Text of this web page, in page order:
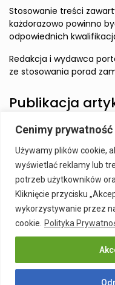
Cenimy
Używamy plików cookie,
wyświetlać reklamy lub
potrzeb użytkowników
Kliknięcie przycisku
wykorzystywanie przez
cookie. Polityka
Stosowanie treści
każdorazowo powinno
odpowiednich
Redakcja i wydawca
ze stosowania porad
Publikacja
naszym serwisie.
Szczegóły: